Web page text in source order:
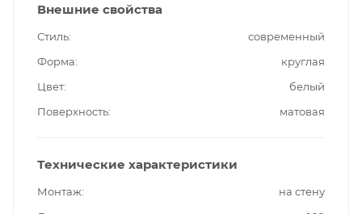
Внешние свойства
Стиль
современный
Форма
круглая
Цвет
белый
Поверхность
матовая
Технические характеристики
Монтаж
на стену